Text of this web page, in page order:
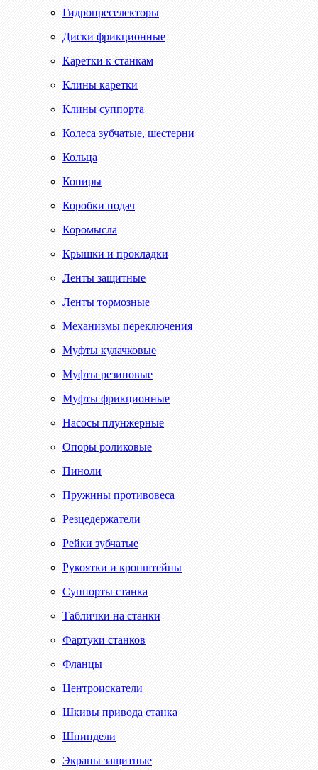
Гидропреселекторы
Диски фрикционные
Каретки к станкам
Клины каретки
Клины суппорта
Колеса зубчатые, шестерни
Кольца
Копиры
Коробки подач
Коромысла
Крышки и прокладки
Ленты защитные
Ленты тормозные
Механизмы переключения
Муфты кулачковые
Муфты резиновые
Муфты фрикционные
Насосы плунжерные
Опоры роликовые
Пиноли
Пружины противовеса
Резцедержатели
Рейки зубчатые
Рукоятки и кронштейны
Суппорты станка
Таблички на станки
Фартуки станков
Фланцы
Центроискатели
Шкивы привода станка
Шпиндели
Экраны защитные